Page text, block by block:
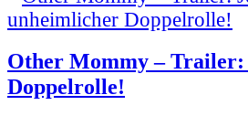
Other Mommy – Trailer:
Doppelrolle!